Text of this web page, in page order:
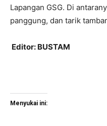
Lapangan GSG. Di
panggung, dan tarik
Editor: BUSTAM
Menyukai ini: